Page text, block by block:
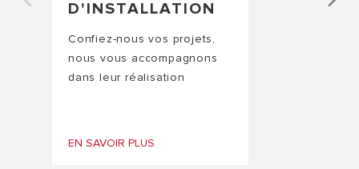
D'INSTALLATION
Confiez-nous vos projets,
nous vous accompagnons
dans leur réalisation
EN SAVOIR PLUS